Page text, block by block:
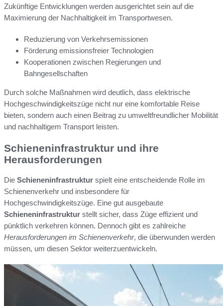
Zukünftige Entwicklungen werden ausgerichtet sein auf die
Maximierung der Nachhaltigkeit im Transportwesen.
Reduzierung von Verkehrsemissionen
Förderung emissionsfreier Technologien
Kooperationen zwischen Regierungen und
Bahngesellschaften
Durch solche Maßnahmen wird deutlich, dass elektrische
Hochgeschwindigkeitszüge nicht nur eine komfortable Reise
bieten, sondern auch einen Beitrag zu umweltfreundlicher Mobilität
und nachhaltigem Transport leisten.
Schieneninfrastruktur und ihre
Herausforderungen
Die Schieneninfrastruktur spielt eine entscheidende Rolle im
Schienenverkehr und insbesondere für
Hochgeschwindigkeitszüge. Eine gut ausgebaute
Schieneninfrastruktur stellt sicher, dass Züge effizient und
pünktlich verkehren können. Dennoch gibt es zahlreiche
Herausforderungen im Schienenverkehr, die überwunden werden
müssen, um diesen Sektor weiterzuentwickeln.